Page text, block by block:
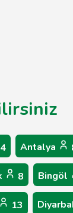
Antalya
8 Bingöl
13